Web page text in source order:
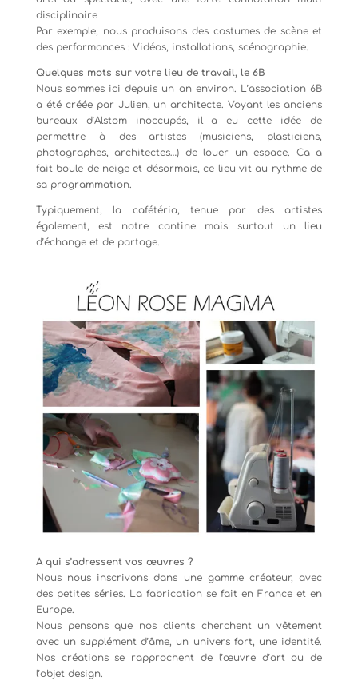
disciplinaire
Par exemple, nous produisons des costumes de scène et
des performances : Vidéos, installations, scénographie.
Quelques mots sur votre lieu de travail, le 6B
Nous sommes ici depuis un an environ. L’association 6B
a été créée par Julien, un architecte. Voyant les anciens
bureaux d’Alstom inoccupés, il a eu cette idée de
permettre à des artistes (musiciens, plasticiens,
photographes, architectes…) de louer un espace. Ca a
fait boule de neige et désormais, ce lieu vit au rythme de
sa programmation.
Typiquement, la cafétéria, tenue par des artistes
également, est notre cantine mais surtout un lieu
d’échange et de partage.
A qui s’adressent vos œuvres ?
Nous nous inscrivons dans une gamme créateur, avec
des petites séries. La fabrication se fait en France et en
Europe.
Nous pensons que nos clients cherchent un vêtement
avec un supplément d’âme, un univers fort, une identité.
Nos créations se rapprochent de l’œuvre d’art ou de
l’objet design.